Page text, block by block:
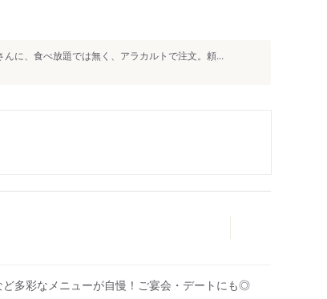
に、食べ放題では無く、アラカルトで注文。頼...
多彩なメニューが自慢！ご宴会・デートにも◎